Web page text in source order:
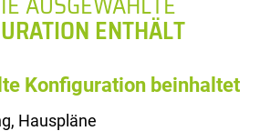
ENTHÄLT
Konfiguration beinhaltet
Hauspläne